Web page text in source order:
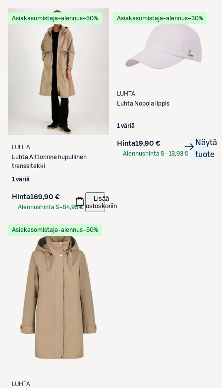
Asiakasomistaja-alennus−50%
LUHTA
Luhta Aittorinne hupullinen
trenssitakki
1 väriä
Hinta169,90 €
Alennushinta S-84,95 €
Lisää
ostoskoriin
Asiakasomistaja-alennus−30%
LUHTA
Luhta Nopola lippis
1 väriä
Hinta19,90 €
Alennushinta S- 13,93 €
Näytä
tuote
Asiakasomistaja-alennus−50%
LUHTA